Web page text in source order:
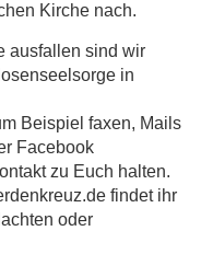
Kirche nach.
ausfallen sind wir
in
Beispiel faxen, Mails
Facebook
zu Euch halten.
findet ihr
oder